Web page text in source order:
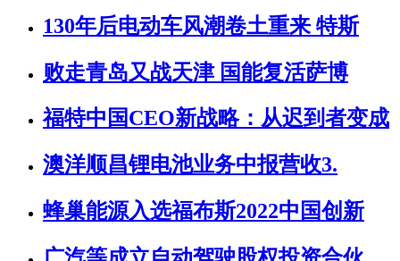
130年后电动车风潮卷土重来 特斯
败走青岛又战天津 国能复活萨博
福特中国CEO新战略：从迟到者变成
澳洋顺昌锂电池业务中报营收3.
蜂巢能源入选福布斯2022中国创新